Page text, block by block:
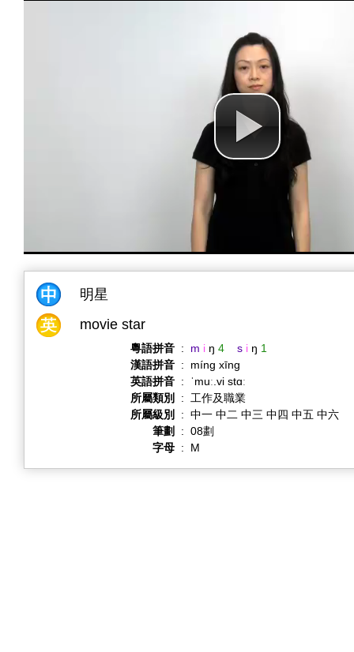
明星
movie star
粵語拼音 : m i ŋ 4 s i ŋ 1
漢語拼音 :
míng xīng
英語拼音 :
ˈmuː.vi stɑː
所屬類別
:
工作及職業
所屬級別
: 中一 中二 中三 中四 中五 中六
筆劃
: 08劃
字母 : M